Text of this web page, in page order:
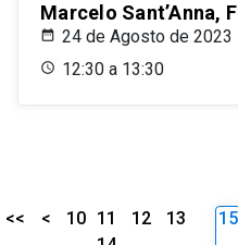
Marcelo Sant’Anna,
24 de Agosto de 2023
12:30 a 13:30
<< < 10 11 12
13
15